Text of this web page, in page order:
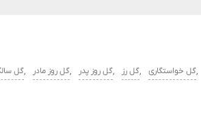
,گل خواستگاری ,گل رز ,گل روز پدر ,گل روز مادر ,گل